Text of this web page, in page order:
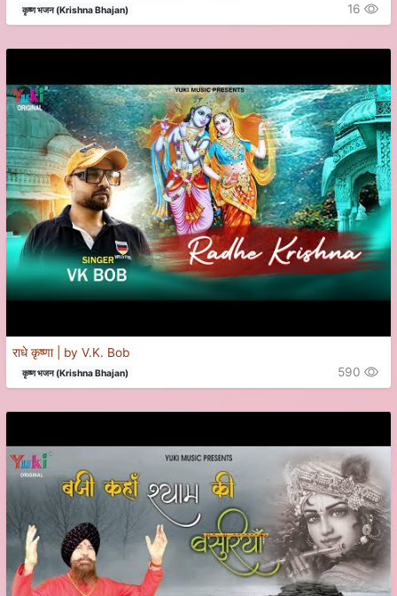
कृष्ण भजन (Krishna Bhajan) 16
राधे कृष्णा | by V.K. Bob
कृष्ण भजन (Krishna Bhajan) 590